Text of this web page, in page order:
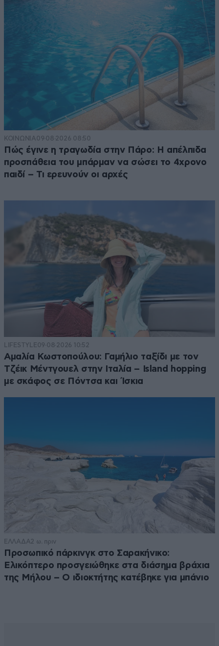
ΚΟΙΝΩΝΙΑ09·08·2026 08:50
Πώς έγινε η τραγωδία στην Πάρο: Η απέλπιδα
προσπάθεια του μπάρμαν να σώσει το 4χρονο
παιδί – Τι ερευνούν οι αρχές
LIFESTYLE09·08·2026 10:52
Αμαλία Κωστοπούλου: Γαμήλιο ταξίδι με τον
Τζέικ Μέντγουελ στην Ιταλία – Island hopping
με σκάφος σε Πόντσα και Ίσκια
ΕΛΛΑΔΑ2 ω. πριν
Προσωπικό πάρκινγκ στο Σαρακήνικο:
Ελικόπτερο προσγειώθηκε στα διάσημα βράχια
της Μήλου – Ο ιδιοκτήτης κατέβηκε για μπάνιο